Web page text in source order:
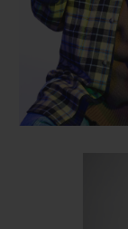
ce boîtier
dans le
La fleur
espiègle
émergeant